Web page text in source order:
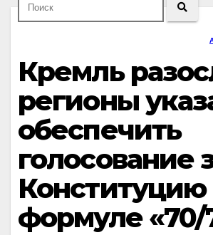
Кремль
регионы
обеспечить
голосование
Конституцию
формуле «70/